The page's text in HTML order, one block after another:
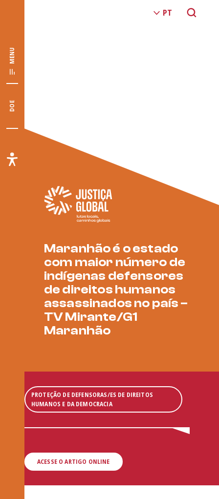
MENU
DOE
Maranhão é o estado
com maior número de
indígenas defensores
de direitos humanos
assassinados no país –
TV Mirante/G1
Maranhão
PROTEÇÃO DE DEFENSORAS/ES DE DIREITOS
HUMANOS E DA DEMOCRACIA
ACESSE O ARTIGO ONLINE